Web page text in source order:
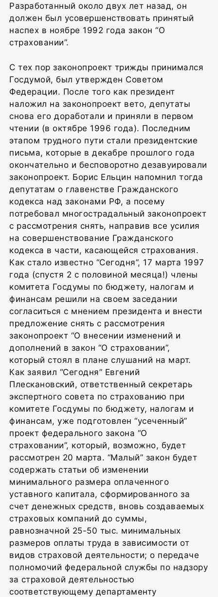
Разработанный около двух лет назад, он
должен был усовершенствовать принятый
наспех в ноябре 1992 года закон “О
страховании”.
С тех пор законопроект трижды принимался
Госдумой, был утвержден Советом
Федерации. После того как президент
наложил на законопроект вето, депутаты
снова его доработали и приняли в первом
чтении (в октябре 1996 года). Последним
этапом трудного пути стали президентские
письма, которые в декабре прошлого года
окончательно и бесповоротно дезавуировали
законопроект. Борис Ельцин напомнил тогда
депутатам о главенстве Гражданского
кодекса над законами РФ, а посему
потребовал многострадальный законопроект
с рассмотрения снять, направив все усилия
на совершенствование Гражданского
кодекса в части, касающейся страхования.
Как стало известно “Сегодня”, 17 марта 1997
года (спустя 2 с половиной месяца!) члены
комитета Госдумы по бюджету, налогам и
финансам решили на своем заседании
согласиться с мнением президента и внести
предложение снять с рассмотрения
законопроект “О внесении изменений и
дополнений в закон “О страховании”,
который стоял в плане слушаний на март.
Как заявил “Сегодня” Евгений
Плескановский, ответственный секретарь
экспертного совета по страхованию при
комитете Госдумы по бюджету, налогам и
финансам, уже подготовлен “усеченный”
проект федерального закона “О
страховании”, который, возможно, будет
рассмотрен 20 марта. “Малый” закон будет
содержать статьи об изменении
минимального размера оплаченного
уставного капитала, сформированного за
счет денежных средств, вновь создаваемых
страховых компаний до суммы,
равнозначной 25-50 тыс. минимальных
размеров оплаты труда в зависимости от
видов страховой деятельности; о передаче
полномочий федеральной службы по надзору
за страховой деятельностью
соответствующему департаменту